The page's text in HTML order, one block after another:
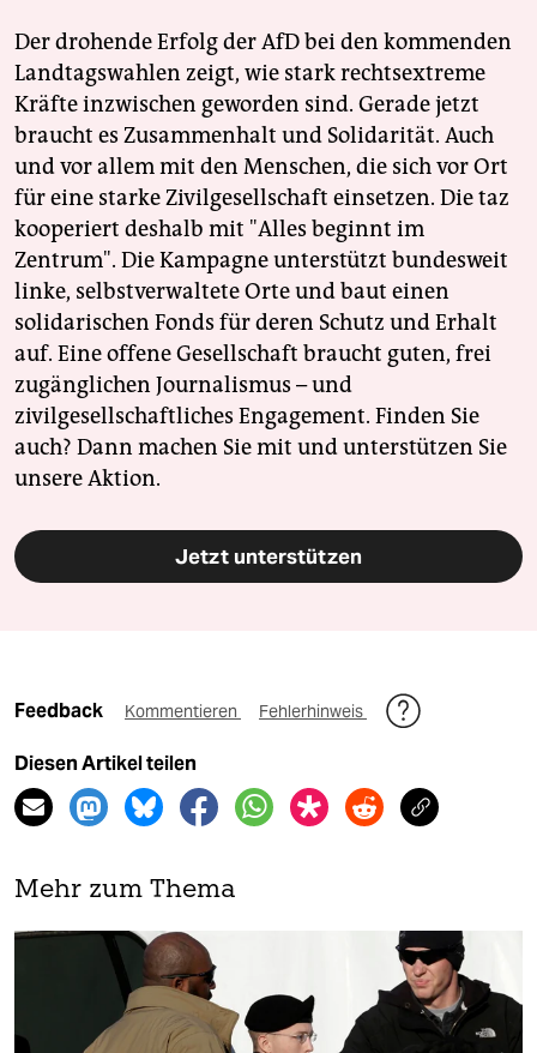
Der drohende Erfolg der AfD bei den kommenden
Landtagswahlen zeigt, wie stark rechtsextreme
Kräfte inzwischen geworden sind. Gerade jetzt
braucht es Zusammenhalt und Solidarität. Auch
und vor allem mit den Menschen, die sich vor Ort
für eine starke Zivilgesellschaft einsetzen. Die taz
kooperiert deshalb mit "Alles beginnt im
Zentrum". Die Kampagne unterstützt bundesweit
linke, selbstverwaltete Orte und baut einen
solidarischen Fonds für deren Schutz und Erhalt
auf. Eine offene Gesellschaft braucht guten, frei
zugänglichen Journalismus – und
zivilgesellschaftliches Engagement. Finden Sie
auch? Dann machen Sie mit und unterstützen Sie
unsere Aktion.
Jetzt unterstützen
Feedback Kommentieren Fehlerhinweis
Diesen Artikel teilen
Mehr zum Thema